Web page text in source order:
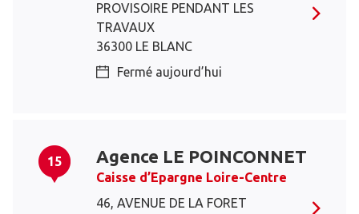
PROVISOIRE PENDANT LES
TRAVAUX
36300 LE BLANC
Fermé aujourd’hui
15 Agence LE POINCONNET
Caisse d’Epargne Loire-Centre
46, AVENUE DE LA FORET